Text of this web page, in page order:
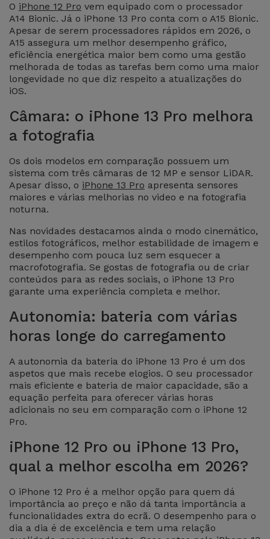
Acessórios
de
Computador
Acessórios
iPad e
Tablet
Kids
Ver
tudo
O iPhone 12 Pro vem equipado com o processador
A14 Bionic. Já o iPhone 13 Pro conta com o A15 Bionic.
Apesar de serem processadores rápidos em 2026, o
A15 assegura um melhor desempenho gráfico,
eficiência energética maior bem como uma gestão
melhorada de todas as tarefas bem como uma maior
longevidade no que diz respeito a atualizações do
iOS.
Câmara: o iPhone 13 Pro melhora
a fotografia
Os dois modelos em comparação possuem um
sistema com três câmaras de 12 MP e sensor LiDAR.
Apesar disso, o iPhone 13 Pro apresenta sensores
maiores e várias melhorias no video e na fotografia
noturna.
Nas novidades destacamos ainda o modo cinemático,
estilos fotográficos, melhor estabilidade de imagem e
desempenho com pouca luz sem esquecer a
macrofotografia. Se gostas de fotografia ou de criar
conteúdos para as redes sociais, o iPhone 13 Pro
garante uma experiência completa e melhor.
Autonomia: bateria com várias
horas longe do carregamento
A autonomia da bateria do iPhone 13 Pro é um dos
aspetos que mais recebe elogios. O seu processador
mais eficiente e bateria de maior capacidade, são a
equação perfeita para oferecer várias horas
adicionais no seu em comparação com o iPhone 12
Pro.
iPhone 12 Pro ou iPhone 13 Pro,
qual a melhor escolha em 2026?
O iPhone 12 Pro é a melhor opção para quem dá
importância ao preço e não dá tanta importância a
funcionalidades extra do ecrã. O desempenho para o
dia a dia é de excelência e tem uma relação